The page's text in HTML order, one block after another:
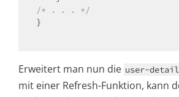
/* . . . */
}
Erweitert man nun die user-
mit einer Refresh-Funktion, kann